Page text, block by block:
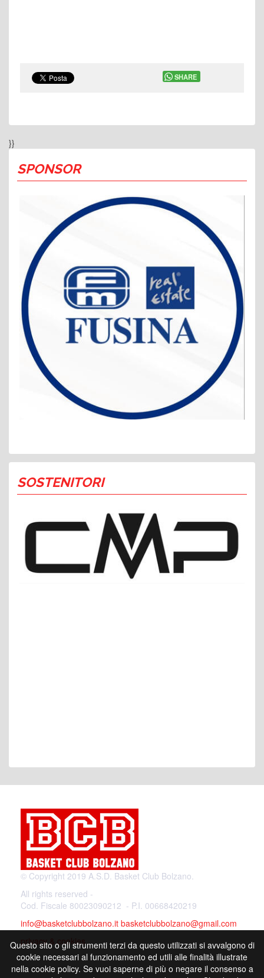
}}
SPONSOR
SOSTENITORI
SHARE
© Copyright 2019 A.S.D. Basket Club Bolzano.
All rights reserved -
Cod. Fiscale 80023090212 - P.I. 00668420219
info@basketclubbolzano.it basketclubbolzano@gmail.com
privacy & cookies
Questo sito o gli strumenti terzi da questo utilizzati si avvalgono di
cookie necessari al funzionamento ed utili alle finalità illustrate
nella cookie policy. Se vuoi saperne di più o negare il consenso a